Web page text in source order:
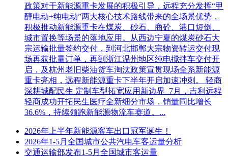
后，比亚迪也将携手更多合作伙伴，为推动城市交通智能化、
可持续发展带来更多领先技术和创新方案。
政策对于新能源重卡发展的积极引导，远程充分发挥“甲
醇电动+纯电动”两大核心技术路线带来的全场景优势，
积极推动新能源重卡在煤炭、砂石、商砼、港口短倒、
城市置换等场景的落地应用。从西边宁夏的煤炭砂石大
宗运输批量签约交付，到河北邯郸大宗物资转运交付现
场再获批量订单，再到浙江温州地区纯电搅拌车交付开
启，及杭州老旧柴油货车淘汰政策宣贯现场全系新能源
重卡亮相，远程新能源重卡下半年开启加速冲刺。 轻商
深耕城配民生 定制车型拓宽应用新边界 7月，吉利远程
轻商成功开拓民生医疗全新细分市场，销量同比增长
36.6%，持续领跑新能源物流车赛道。...
2026年上半年新能源客车出口冠军诞生！
2026年1-5月全国城市公共汽电车客运量分析
交通运输部发布1-5月全国城市客运量